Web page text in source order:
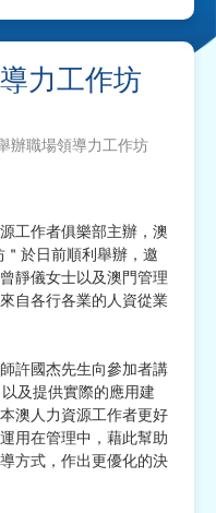
力工作坊
辦職場領導力工作坊
工作者俱樂部主辦，澳
於日前順利舉辦，邀
靜儀女士以及澳門管理
自各行各業的人資從業
許國杰先生向參加者講
及提供實際的應用建
澳人力資源工作者更好
用在管理中，藉此幫助
方式，作出更優化的決